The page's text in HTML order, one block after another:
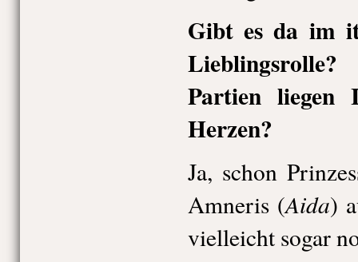
Gibt es da im
Partien liegen
Herzen?
Ja, schon
Amneris (Aida)
vielleicht sogar